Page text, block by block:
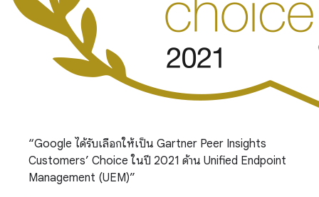
Google ได้รับเลือกให้เป็น Gartner Peer Insights
Customers’ Choice ในปี 2021 ด้าน Unified Endpoint
Management (UEM)